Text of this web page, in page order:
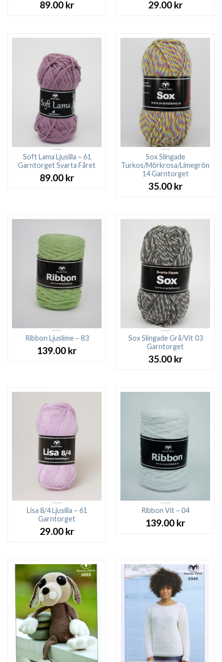
89.00 kr 29.00 kr
Soft Lama Ljuslila – 61
Garntorget Svarta Fåret
89.00 kr
Sox Slingade
Turkos/Mörkrosa/Limegrön
14 Garntorget
35.00 kr
Ribbon Ljuslime – 83
139.00 kr
Sox Slingade Grå/Vit 03
Garntorget
35.00 kr
Lisa 8/4 Ljuslila – 61
Garntorget
29.00 kr
Ribbon Vit – 04
139.00 kr